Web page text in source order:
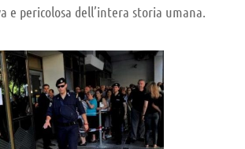
e pericolosa dell’intera storia umana.